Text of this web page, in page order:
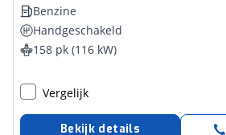
Benzine
Handgeschakeld
158 pk (116 kW)
Vergelijk
Bekijk details